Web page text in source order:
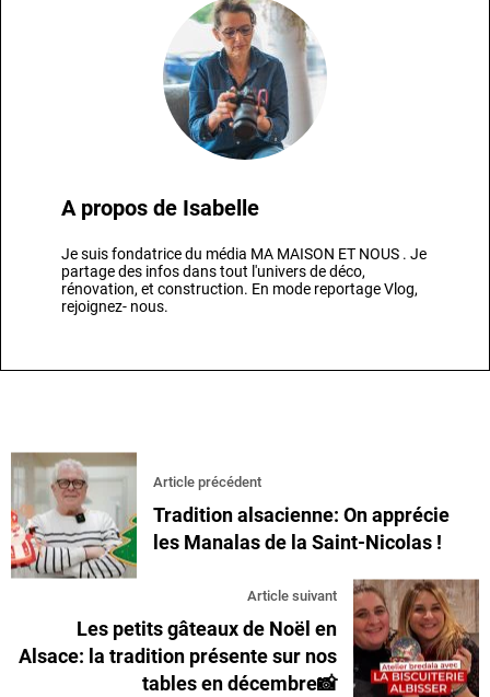
A propos de Isabelle
Je suis fondatrice du média MA MAISON ET NOUS . Je
partage des infos dans tout l'univers de déco,
rénovation, et construction. En mode reportage Vlog,
rejoignez- nous.
Article précédent
Tradition alsacienne: On apprécie
les Manalas de la Saint-Nicolas !
Article suivant
Les petits gâteaux de Noël en
Alsace: la tradition présente sur nos
tables en décembre📸